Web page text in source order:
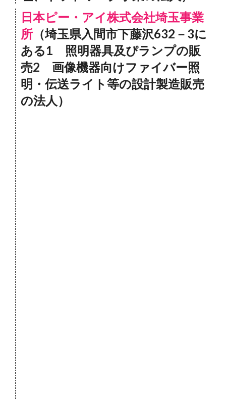
日本ピー・アイ株式会社埼玉事業
所 （埼玉県入間市下藤沢632－3に
ある1 照明器具及ぴランプの販
売2 画像機器向けファイバー照
明・伝送ライト等の設計製造販売
の法人）